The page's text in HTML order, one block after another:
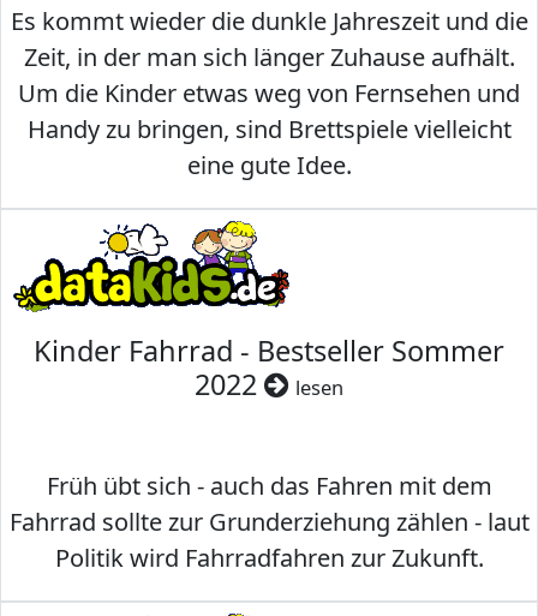
Es kommt wieder die dunkle Jahreszeit und die
Zeit, in der man sich länger Zuhause aufhält.
Um die Kinder etwas weg von Fernsehen und
Handy zu bringen, sind Brettspiele vielleicht
eine gute Idee.
Kinder Fahrrad - Bestseller Sommer
2022
lesen
Früh übt sich - auch das Fahren mit dem
Fahrrad sollte zur Grunderziehung zählen - laut
Politik wird Fahrradfahren zur Zukunft.